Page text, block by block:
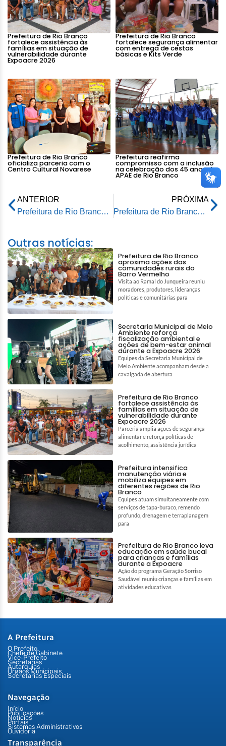
Prefeitura de Rio Branco
fortalece assistência às
famílias em situação de
vulnerabilidade durante
Expoacre 2026
Prefeitura de Rio Branco
fortalece segurança alimentar
com entrega de cestas
básicas e Kits Verde
Prefeitura de Rio Branco
oficializa parceria com o
Centro Cultural Novarese
Prefeitura reafirma
compromisso com a inclusão
na celebração dos 45 anos da
APAE de Rio Branco
ANTERIOR
Prefeitura de Rio Branco começa a entregar brinquedos para crianças listadas no CadÚnico
PRÓXIMA
Prefeitura de Rio Branco avança com nova iluminação pública na Avenida Ceará
Outras notícias:
Prefeitura de Rio Branco
aproxima ações das
comunidades rurais do
Barro Vermelho
Visita ao Ramal do Junqueira reuniu
moradores, produtores, lideranças
políticas e comunitárias para
Secretaria Municipal de Meio
Ambiente reforça
fiscalização ambiental e
ações de bem-estar animal
durante a Expoacre 2026
Equipes da Secretaria Municipal de
Meio Ambiente acompanham desde a
cavalgada de abertura
Prefeitura de Rio Branco
fortalece assistência às
famílias em situação de
vulnerabilidade durante
Expoacre 2026
Parceria amplia ações de segurança
alimentar e reforça políticas de
acolhimento, assistência jurídica
Prefeitura intensifica
manutenção viária e
mobiliza equipes em
diferentes regiões de Rio
Branco
Equipes atuam simultaneamente com
serviços de tapa-buraco, remendo
profundo, drenagem e terraplanagem
para
Prefeitura de Rio Branco leva
educação em saúde bucal
para crianças e famílias
durante a Expoacre
Ação do programa Geração Sorriso
Saudável reuniu crianças e famílias em
atividades educativas
A Prefeitura
O Prefeito
Chefe de Gabinete
Vice-Prefeito
Secretarias
Autarquias
Órgãos Municipais
Secretarias Especiais
Navegação
Início
Publicações
Notícias
Portais
Sistemas Administrativos
Ouvidoria
Transparência